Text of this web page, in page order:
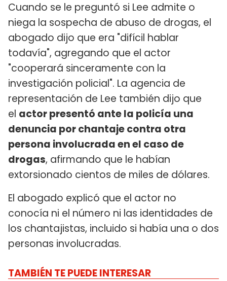
Cuando se le preguntó si Lee admite o
niega la sospecha de abuso de drogas, el
abogado dijo que era "difícil hablar
todavía", agregando que el actor
"cooperará sinceramente con la
investigación policial". La agencia de
representación de Lee también dijo que
el actor presentó ante la policía una
denuncia por chantaje contra otra
persona involucrada en el caso de
drogas, afirmando que le habían
extorsionado cientos de miles de dólares.
El abogado explicó que el actor no
conocía ni el número ni las identidades de
los chantajistas, incluido si había una o dos
personas involucradas.
TAMBIÉN TE PUEDE INTERESAR